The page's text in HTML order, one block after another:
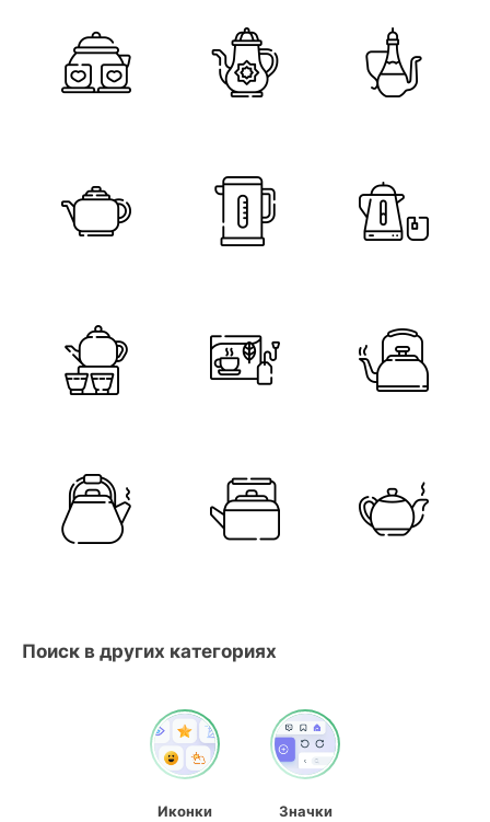
Поиск в других категориях
Иконки
Значки